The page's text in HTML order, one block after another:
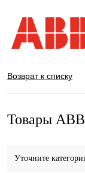
Возврат к списку
Товары ABB
Уточните